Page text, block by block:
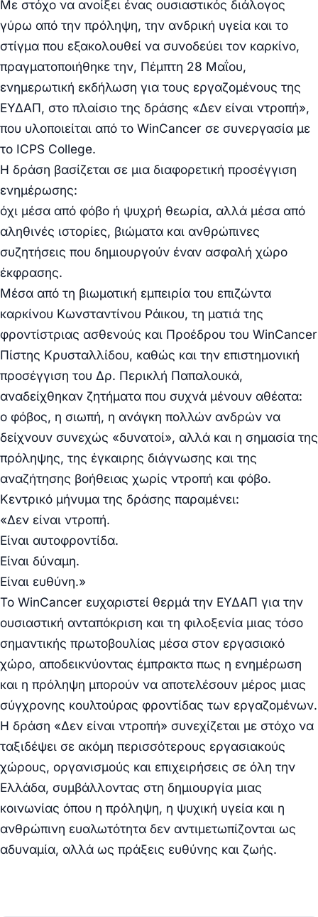
Με στόχο να ανοίξει ένας ουσιαστικός διάλογος
γύρω από την πρόληψη, την ανδρική υγεία και το
στίγμα που εξακολουθεί να συνοδεύει τον καρκίνο,
πραγματοποιήθηκε την, Πέμπτη 28 Μαΐου,
ενημερωτική εκδήλωση για τους εργαζομένους της
ΕΥΔΑΠ, στο πλαίσιο της δράσης «Δεν είναι ντροπή»,
που υλοποιείται από το WinCancer σε συνεργασία με
το ICPS College.
Η δράση βασίζεται σε μια διαφορετική προσέγγιση
ενημέρωσης:
όχι μέσα από φόβο ή ψυχρή θεωρία, αλλά μέσα από
αληθινές ιστορίες, βιώματα και ανθρώπινες
συζητήσεις που δημιουργούν έναν ασφαλή χώρο
έκφρασης.
Μέσα από τη βιωματική εμπειρία του επιζώντα
καρκίνου Κωνσταντίνου Ράικου, τη ματιά της
φροντίστριας ασθενούς και Προέδρου του WinCancer
Πίστης Κρυσταλλίδου, καθώς και την επιστημονική
προσέγγιση του Δρ. Περικλή Παπαλουκά,
αναδείχθηκαν ζητήματα που συχνά μένουν αθέατα:
ο φόβος, η σιωπή, η ανάγκη πολλών ανδρών να
δείχνουν συνεχώς «δυνατοί», αλλά και η σημασία της
πρόληψης, της έγκαιρης διάγνωσης και της
αναζήτησης βοήθειας χωρίς ντροπή και φόβο.
Κεντρικό μήνυμα της δράσης παραμένει:
«Δεν είναι ντροπή.
Είναι αυτοφροντίδα.
Είναι δύναμη.
Είναι ευθύνη.»
Το WinCancer ευχαριστεί θερμά την ΕΥΔΑΠ για την
ουσιαστική ανταπόκριση και τη φιλοξενία μιας τόσο
σημαντικής πρωτοβουλίας μέσα στον εργασιακό
χώρο, αποδεικνύοντας έμπρακτα πως η ενημέρωση
και η πρόληψη μπορούν να αποτελέσουν μέρος μιας
σύγχρονης κουλτούρας φροντίδας των εργαζομένων.
Η δράση «Δεν είναι ντροπή» συνεχίζεται με στόχο να
ταξιδέψει σε ακόμη περισσότερους εργασιακούς
χώρους, οργανισμούς και επιχειρήσεις σε όλη την
Ελλάδα, συμβάλλοντας στη δημιουργία μιας
κοινωνίας όπου η πρόληψη, η ψυχική υγεία και η
ανθρώπινη ευαλωτότητα δεν αντιμετωπίζονται ως
αδυναμία, αλλά ως πράξεις ευθύνης και ζωής.